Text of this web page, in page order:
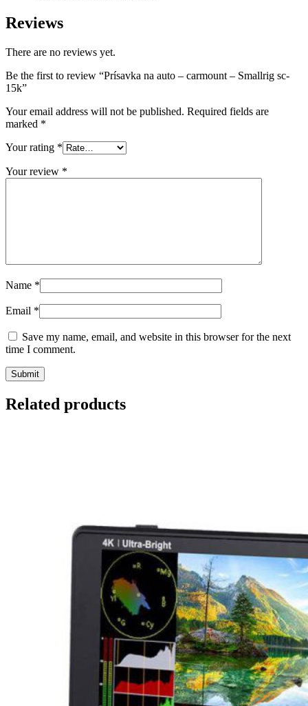
Reviews
There are no reviews yet.
Be the first to review “Prísavka na auto – carmount – Smallrig sc-
15k”
Your email address will not be published. Required fields are
marked *
Your rating *
Your review *
Name *
Email *
Save my name, email, and website in this browser for the next
time I comment.
Related products